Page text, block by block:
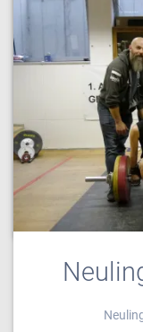
29. und